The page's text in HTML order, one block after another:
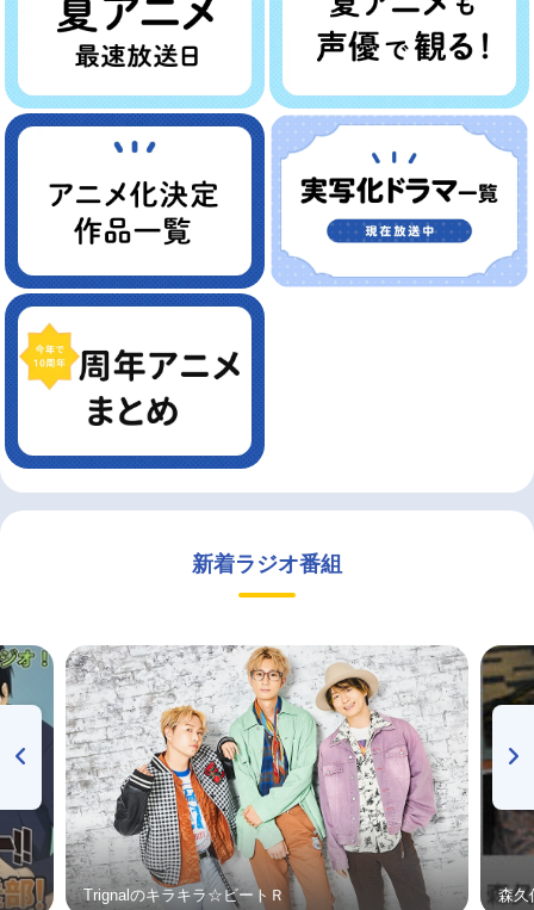
新着ラジオ番組
Trignalのキラキラ☆ビートＲ 森久